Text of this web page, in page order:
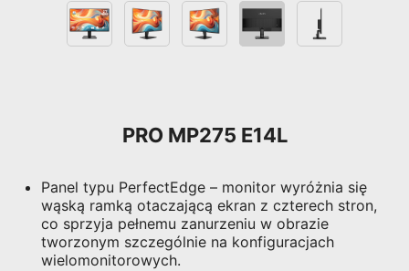
PRO MP275 E14L
Panel typu PerfectEdge – monitor wyróżnia się
wąską ramką otaczającą ekran z czterech stron,
co sprzyja pełnemu zanurzeniu w obrazie
tworzonym szczególnie na konfiguracjach
wielomonitorowych.